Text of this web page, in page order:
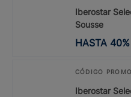
Iberostar
Sousse
HASTA 40%
CÓDIGO
Iberostar